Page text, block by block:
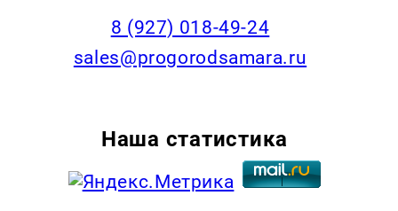
8 (927) 018-49-24
sales@progorodsamara.ru
Наша статистика